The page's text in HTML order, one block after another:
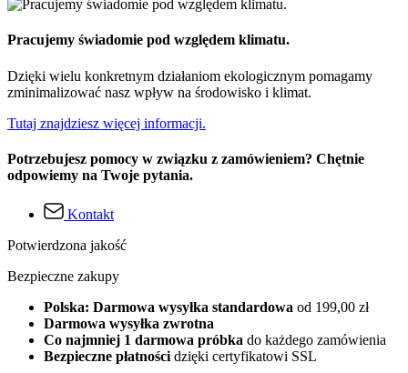
Pracujemy świadomie pod względem klimatu.
Dzięki wielu konkretnym działaniom ekologicznym pomagamy
zminimalizować nasz wpływ na środowisko i klimat.
Tutaj znajdziesz więcej informacji.
Potrzebujesz pomocy w związku z zamówieniem? Chętnie
odpowiemy na Twoje pytania.
Kontakt
Potwierdzona jakość
Bezpieczne zakupy
Polska: Darmowa wysyłka standardowa od 199,00 zł
Darmowa wysyłka zwrotna
Co najmniej 1 darmowa próbka do każdego zamówienia
Bezpieczne płatności dzięki certyfikatowi SSL